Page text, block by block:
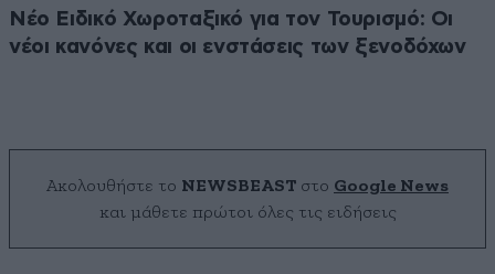
Νέο Ειδικό Χωροταξικό για τον Τουρισμό: Οι
νέοι κανόνες και οι ενστάσεις των ξενοδόχων
Ακολουθήστε το NEWSBEAST στο Google News
και μάθετε πρώτοι όλες τις ειδήσεις